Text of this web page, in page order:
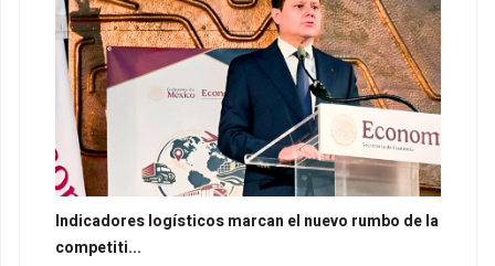
Indicadores logísticos marcan el nuevo rumbo de la
competiti...